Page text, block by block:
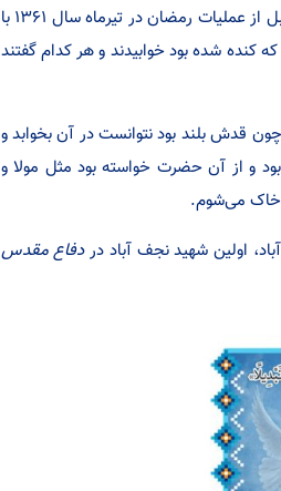
آزاده و جانباز نجف آبادی در همایش شمس الشموس کاشان گفت: قبل از عملیات رمضان در تیرماه سال ۱۳۶۱ با
کنده شده بود خوابیدند و هر کدام گفتند
قدش بلند بود نتوانست در آن بخوابد و
و از آن حضرت خواسته بود مثل مولا و
خاک می‌شوم.
اولین شهید نجف آباد دردفاع مقدس